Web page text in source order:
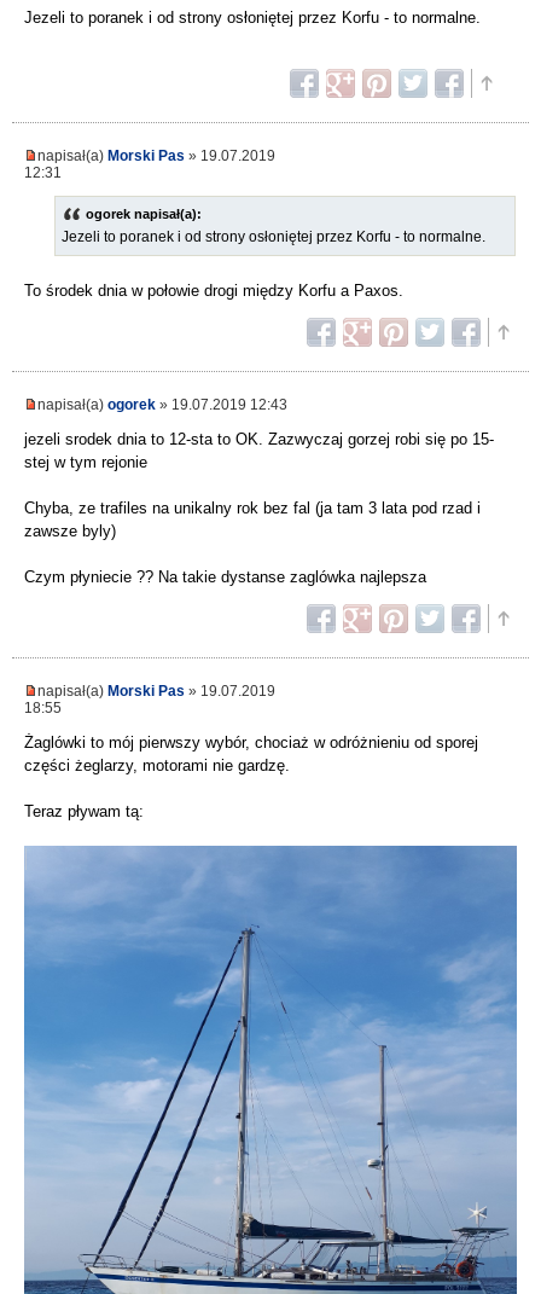
Jezeli to poranek i od strony osłoniętej przez Korfu - to normalne.
napisał(a) Morski Pas » 19.07.2019
12:31
ogorek napisał(a):
Jezeli to poranek i od strony osłoniętej przez Korfu - to normalne.
To środek dnia w połowie drogi między Korfu a Paxos.
napisał(a) ogorek » 19.07.2019 12:43
jezeli srodek dnia to 12-sta to OK. Zazwyczaj gorzej robi się po 15-
stej w tym rejonie
Chyba, ze trafiles na unikalny rok bez fal (ja tam 3 lata pod rzad i
zawsze byly)
Czym płyniecie ?? Na takie dystanse zaglówka najlepsza
napisał(a) Morski Pas » 19.07.2019
18:55
Żaglówki to mój pierwszy wybór, chociaż w odróżnieniu od sporej
części żeglarzy, motorami nie gardzę.
Teraz pływam tą: